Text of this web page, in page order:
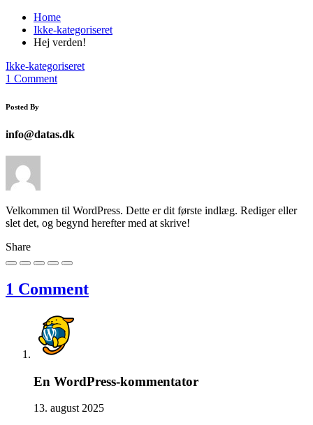
Home
Ikke-kategoriseret
Hej verden!
Ikke-kategoriseret
1 Comment
Posted By
info@datas.dk
Velkommen til WordPress. Dette er dit første indlæg. Rediger eller
slet det, og begynd herefter med at skrive!
Share
1 Comment
En WordPress-kommentator
13. august 2025